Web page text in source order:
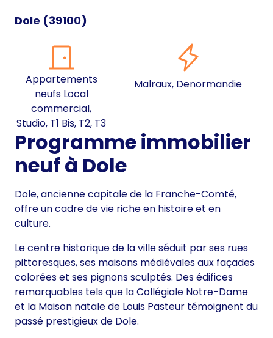
Dole (39100)
Appartements
neufs Local
commercial,
Studio, T1 Bis, T2, T3
Malraux, Denormandie
Programme immobilier
neuf à Dole
Dole, ancienne capitale de la Franche-Comté,
offre un cadre de vie riche en histoire et en
culture.
Le centre historique de la ville séduit par ses rues
pittoresques, ses maisons médiévales aux façades
colorées et ses pignons sculptés. Des édifices
remarquables tels que la Collégiale Notre-Dame
et la Maison natale de Louis Pasteur témoignent du
passé prestigieux de Dole.